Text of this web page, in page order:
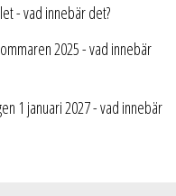
- vad innebär det?
2025 - vad innebär
1 januari 2027 - vad innebär